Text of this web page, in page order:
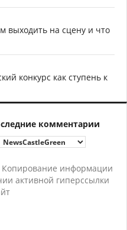
выходить на сцену и что
конкурс как ступень к
комментарии
информации
активной гиперссылки